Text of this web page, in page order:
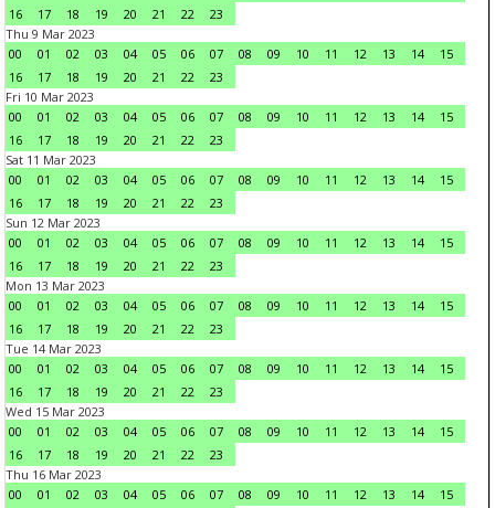
16
17 18 19 20 21 22
23
Thu 9 Mar 2023
00
01 02 03 04 05 06 07 08 09 10 11 12 13 14
15
16
17 18 19 20 21 22
23
Fri 10 Mar 2023
00
01 02 03 04 05 06 07 08 09 10 11 12 13 14
15
16
17 18 19 20 21 22
23
Sat 11 Mar 2023
00
01 02 03 04 05 06 07 08 09 10 11 12 13 14
15
16
17 18 19 20 21 22
23
Sun 12 Mar 2023
00
01 02 03 04 05 06 07 08 09 10 11 12 13 14
15
16
17 18 19 20 21 22
23
Mon 13 Mar 2023
00
01 02 03 04 05 06 07 08 09 10 11 12 13 14
15
16
17 18 19 20 21 22
23
Tue 14 Mar 2023
00
01 02 03 04 05 06 07 08 09 10 11 12 13 14
15
16
17 18 19 20 21 22
23
Wed 15 Mar 2023
00
01 02 03 04 05 06 07 08 09 10 11 12 13 14
15
16
17 18 19 20 21 22
23
Thu 16 Mar 2023
00
01 02 03 04 05 06 07 08 09 10 11 12 13 14 15